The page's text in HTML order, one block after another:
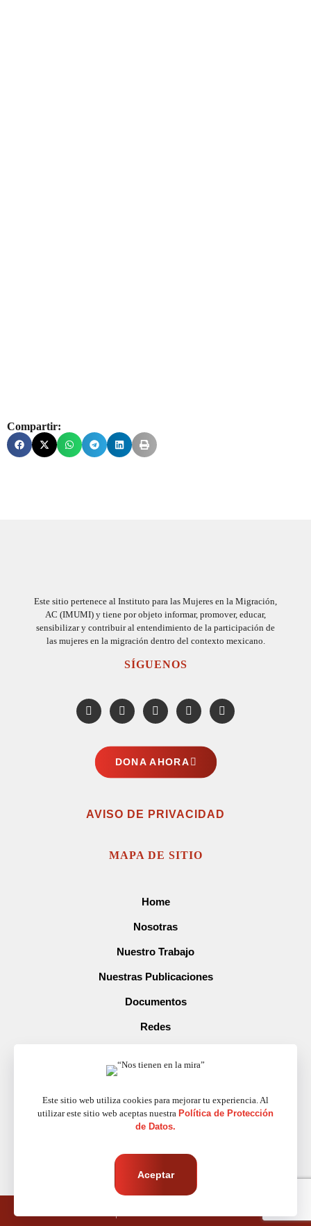
Compartir:
Este sitio pertenece al Instituto para las Mujeres en la Migración,
AC (IMUMI) y tiene por objeto informar, promover, educar,
sensibilizar y contribuir al entendimiento de la participación de
las mujeres en la migración dentro del contexto mexicano.
SÍGUENOS
DONA AHORA
AVISO DE PRIVACIDAD
MAPA DE SITIO
Home
Nosotras
Nuestro Trabajo
Nuestras Publicaciones
Documentos
Redes
MICROSITIOS
Familias Transnacionales
Este sitio web utiliza cookies para mejorar tu experiencia. Al
utilizar este sitio web aceptas nuestra Política de Protección
de Datos.
Aceptar